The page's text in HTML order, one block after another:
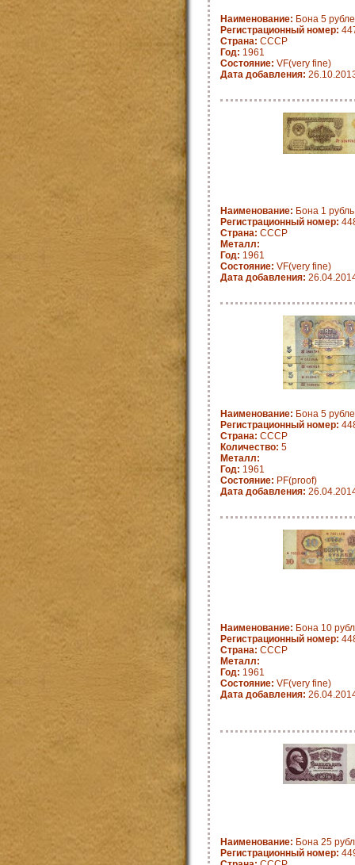
Наименование: Бона 5
Регистрационный номер:
Страна: СССР
Год: 1961
Состояние: VF(very fine)
Дата добавления:
Наименование: Бона 1
Регистрационный номер:
Страна: СССP
Металл:
Год: 1961
Состояние: VF(very fine)
Дата добавления:
Наименование: Бона 5
Регистрационный номер:
Страна: СССP
Количество: 5
Металл:
Год: 1961
Состояние: PF(proof)
Дата добавления:
Наименование: Бона 10
Регистрационный номер:
Страна: СССP
Металл:
Год: 1961
Состояние: VF(very fine)
Дата добавления:
Наименование: Бона 25
Регистрационный номер: